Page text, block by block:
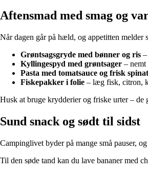
Aftensmad med smag og
Når dagen går på hæld, og appetitten melder
Grøntsagsgryde med bønner og ris
Kyllingespyd med grøntsager –
Pasta med tomatsauce og frisk spinat
Fiskepakker i folie – læg fisk, citron,
Husk at bruge krydderier og friske urter –
Sund snack og sødt til sidst
Campinglivet byder på mange små pauser,
Til den søde tand kan du lave bananer med